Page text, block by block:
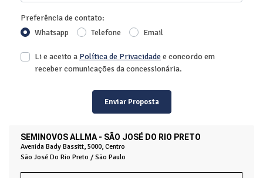
SEMINOVOS ALLMA - SÃO JOSÉ DO RIO PRETO
Avenida Bady Bassitt, 5000, Centro
São José Do Rio Preto / São Paulo
Preferência de contato:
Whatsapp
Telefone Email
Li e aceito a Política de Privacidadee concordo em
receber comunicações da concessionária.
Enviar Proposta